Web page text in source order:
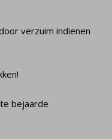
verzuim indienen
bejaarde